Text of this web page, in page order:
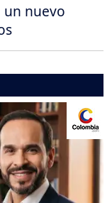
un nuevo